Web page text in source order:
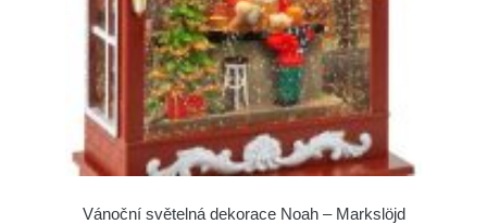
Vánoční světelná dekorace Noah – Markslöjd